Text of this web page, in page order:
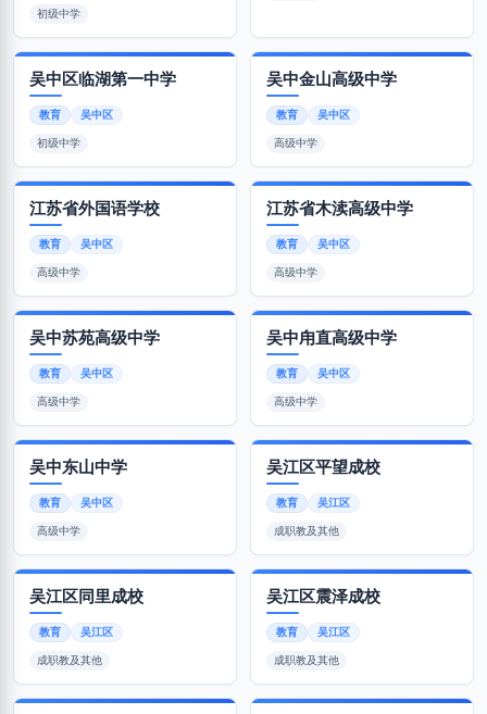
初级中学
吴中区临湖第一中学
教育 吴中区
初级中学
吴中金山高级中学
教育 吴中区
高级中学
江苏省外国语学校
教育 吴中区
高级中学
江苏省木渎高级中学
教育 吴中区
高级中学
吴中苏苑高级中学
教育 吴中区
高级中学
吴中甪直高级中学
教育 吴中区
高级中学
吴中东山中学
教育 吴中区
高级中学
吴江区平望成校
教育 吴江区
成职教及其他
吴江区同里成校
教育 吴江区
成职教及其他
吴江区震泽成校
教育 吴江区
成职教及其他